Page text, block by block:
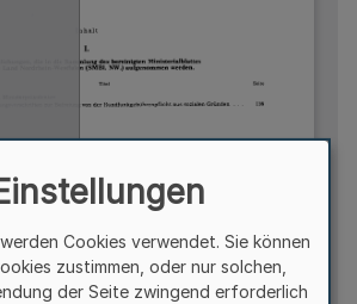
Cookies verwendet. Sie können
zustimmen, oder nur solchen,
der Seite zwingend erforderlich